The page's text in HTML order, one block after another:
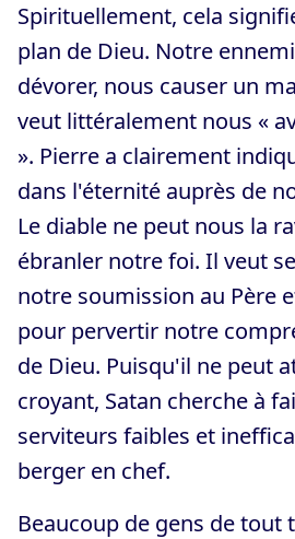
Spirituellement, cela
plan de Dieu. Notre
dévorer, nous causer un
veut littéralement nous «
». Pierre a clairement
dans l'éternité auprès de
Le diable ne peut nous la
ébranler notre foi. Il veut
notre soumission au Père
pour pervertir notre
de Dieu. Puisqu'il ne peut
croyant, Satan cherche à
serviteurs faibles et
berger en chef.
Beaucoup de gens de tout